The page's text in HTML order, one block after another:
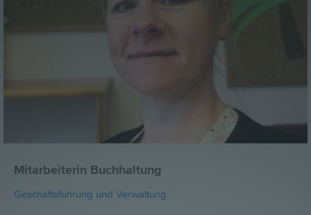
Mitarbeiterin Buchhaltung
Geschäftsführung und Verwaltung